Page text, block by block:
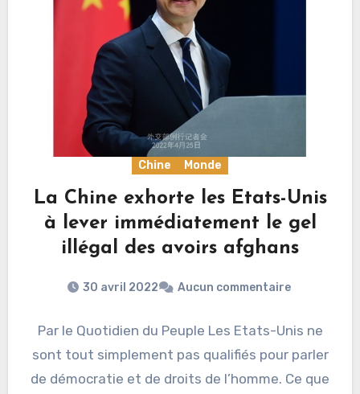
Chine Monde
La Chine exhorte les Etats-Unis
à lever immédiatement le gel
illégal des avoirs afghans
30 avril 2022 Aucun commentaire
Par le Quotidien du Peuple Les Etats-Unis ne
sont tout simplement pas qualifiés pour parler
de démocratie et de droits de l’homme. Ce que